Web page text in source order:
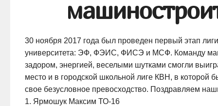
30 ноября 2017 года был проведен первый этап
университета: ЭФ, ФЭИС, ФИСЭ и МСФ. Команду
задором, энергией, веселыми шутками смогли
место и в городской школьной лиге КВН, в которой
свое безусловное превосходство. Поздравляем
1. Ярмошук Максим ТО-16